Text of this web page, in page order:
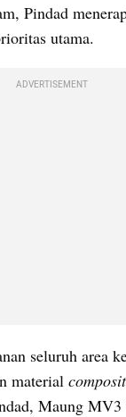
Pindad
utama.
ADVERTISEMENT
seluruh area
material
Maung MV3